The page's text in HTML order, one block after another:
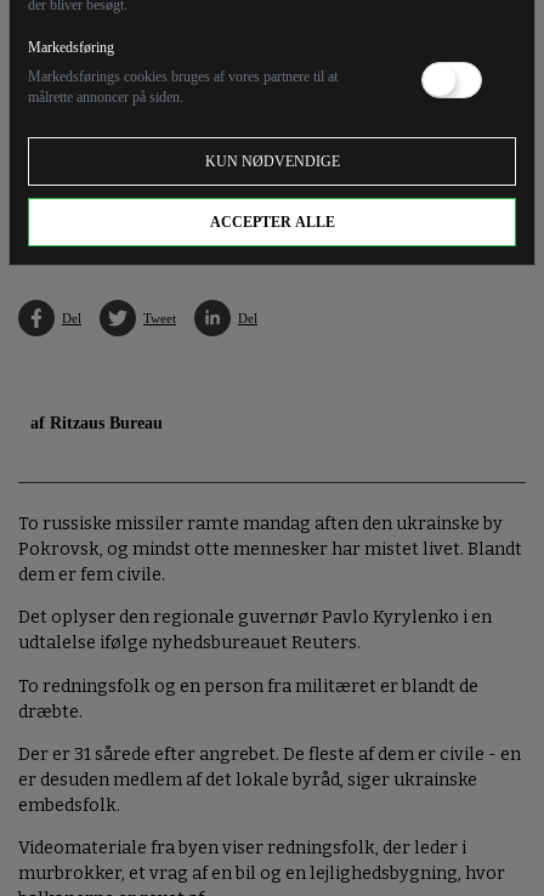
der bliver besøgt.
Markedsføring
Markedsførings cookies bruges af vores partnere til at
målrette annoncer på siden.
KUN NØDVENDIGE
ACCEPTER ALLE
Redningsfolk arbejder ved en beskadiget bygning i Pokrovsk natten mellem mandag og
Del Tweet Del
af Ritzaus Bureau
To russiske missiler ramte mandag aften den ukrainske by
Pokrovsk, og mindst otte mennesker har mistet livet. Blandt
dem er fem civile.
Det oplyser den regionale guvernør Pavlo Kyrylenko i en
udtalelse ifølge nyhedsbureauet Reuters.
To redningsfolk og en person fra militæret er blandt de
dræbte.
Der er 31 sårede efter angrebet. De fleste af dem er civile - en
er desuden medlem af det lokale byråd, siger ukrainske
embedsfolk.
Videomateriale fra byen viser redningsfolk, der leder i
murbrokker, et vrag af en bil og en lejlighedsbygning, hvor